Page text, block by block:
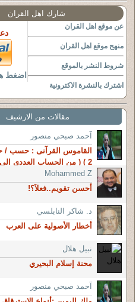
شارك اهل القران
عن موقع اهل القران
منهج موقع اهل القران
شروط النشر بالموقع
اشترك بالنشرة الاكترونية
اضغط
مقالات من الارشيف
آحمد صبحي منصور
2 ) ( من الحساب العددى الى
Mohammed Z
أحسن تقويم..فعلاَ؟!
د. شاكر النابلسي
أخطار الأصولية على العرب
نبيل هلال
محنة إسلام البحيري
آحمد صبحي منصور